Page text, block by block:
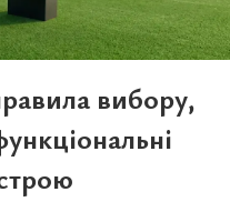
вибору,